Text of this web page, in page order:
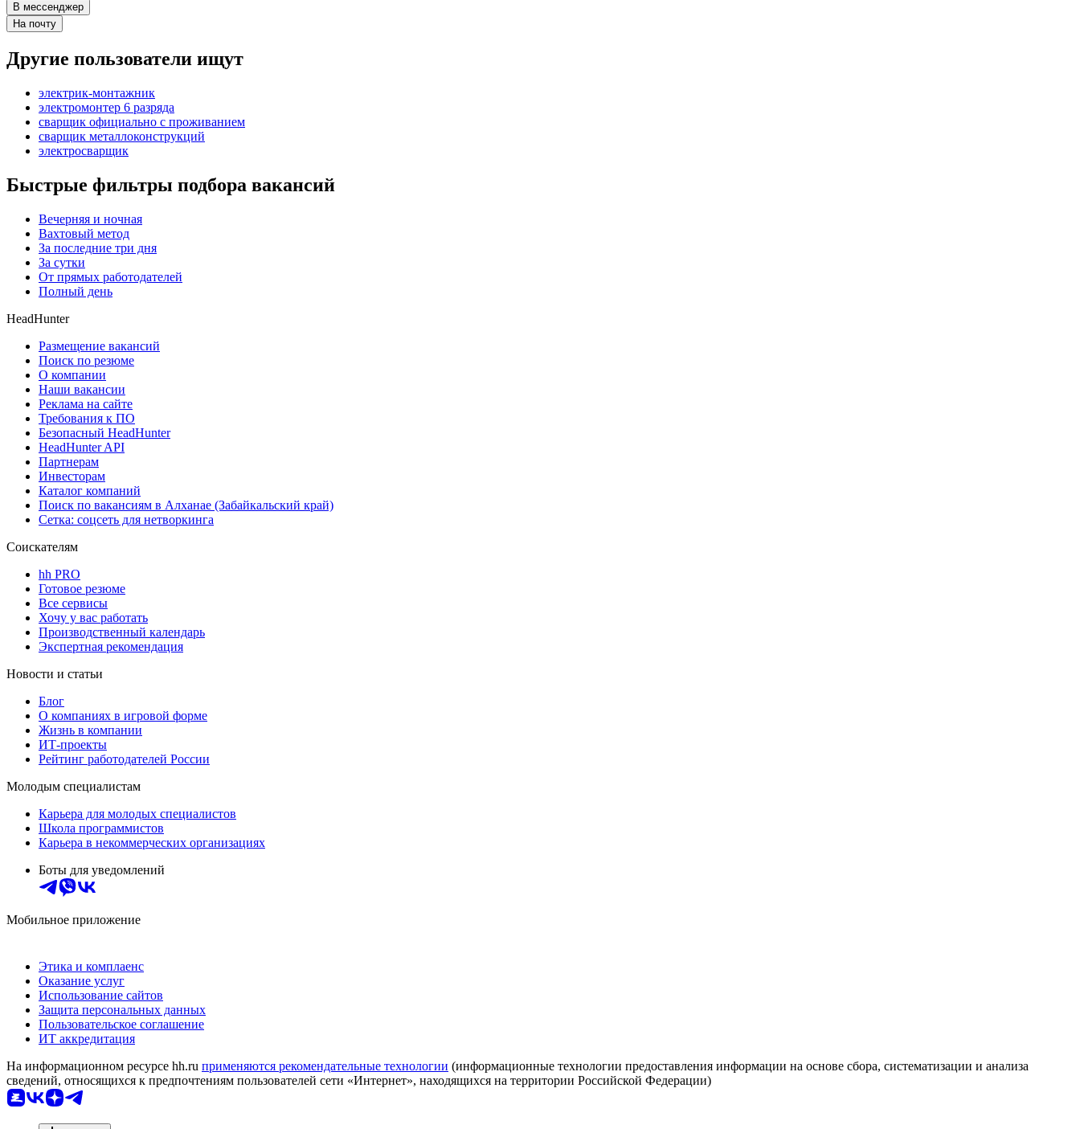
В мессенджер
На почту
Другие пользователи ищут
электрик-монтажник
электромонтер 6 разряда
сварщик официально с проживанием
сварщик металлоконструкций
электросварщик
Быстрые фильтры подбора вакансий
Вечерняя и ночная
Вахтовый метод
За последние три дня
За сутки
От прямых работодателей
Полный день
HeadHunter
Размещение вакансий
Поиск по резюме
О компании
Наши вакансии
Реклама на сайте
Требования к ПО
Безопасный HeadHunter
HeadHunter API
Партнерам
Инвесторам
Каталог компаний
Поиск по вакансиям в Алханае (Забайкальский край)
Сетка: соцсеть для нетворкинга
Соискателям
hh PRO
Готовое резюме
Все сервисы
Хочу у вас работать
Производственный календарь
Экспертная рекомендация
Новости и статьи
Блог
О компаниях в игровой форме
Жизнь в компании
ИТ-проекты
Рейтинг работодателей России
Молодым специалистам
Карьера для молодых специалистов
Школа программистов
Карьера в некоммерческих организациях
Боты для уведомлений
Мобильное приложение
Этика и комплаенс
Оказание услуг
Использование сайтов
Защита персональных данных
Пользовательское соглашение
ИТ аккредитация
На информационном ресурсе hh.ru применяются рекомендательные технологии (информационные технологии предоставления информации на основе сбора, систематизации и анализа
сведений, относящихся к предпочтениям пользователей сети «Интернет», находящихся на территории Российской Федерации)